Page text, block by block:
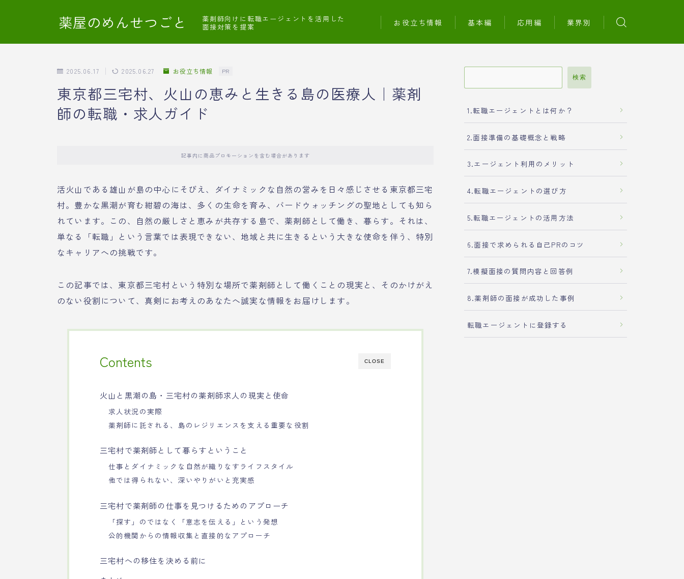
薬屋のめんせつごと
薬剤師向けに転職エージェントを活用した
面接対策を提案
お役立ち情報 基本編 応用編 業界別
2025.06.17 2025.06.27 お役立ち情報 PR
東京都三宅村、火山の恵みと生きる島の医療人｜薬剤
師の転職・求人ガイド
記事内に商品プロモーションを含む場合があります
活火山である雄山が島の中心にそびえ、ダイナミックな自然の営みを日々感じさせる東京都三宅
村。豊かな黒潮が育む紺碧の海は、多くの生命を育み、バードウォッチングの聖地としても知ら
れています。この、自然の厳しさと恵みが共存する島で、薬剤師として働き、暮らす。それは、
単なる「転職」という言葉では表現できない、地域と共に生きるという大きな使命を伴う、特別
なキャリアへの挑戦です。
この記事では、東京都三宅村という特別な場所で薬剤師として働くことの現実と、そのかけがえ
のない役割について、真剣にお考えのあなたへ誠実な情報をお届けします。
CLOSE
Contents
火山と黒潮の島・三宅村の薬剤師求人の現実と使命
求人状況の実際
薬剤師に託される、島のレジリエンスを支える重要な役割
三宅村で薬剤師として暮らすということ
仕事とダイナミックな自然が織りなすライフスタイル
他では得られない、深いやりがいと充実感
三宅村で薬剤師の仕事を見つけるためのアプローチ
「探す」のではなく「意志を伝える」という発想
公的機関からの情報収集と直接的なアプローチ
三宅村への移住を決める前に
検索
1.転職エージェントとは何か？
2.面接準備の基礎概念と戦略
3.エージェント利用のメリット
4.転職エージェントの選び方
5.転職エージェントの活用方法
6.面接で求められる自己PRのコツ
7.模擬面接の質問内容と回答例
8.薬剤師の面接が成功した事例
転職エージェントに登録する